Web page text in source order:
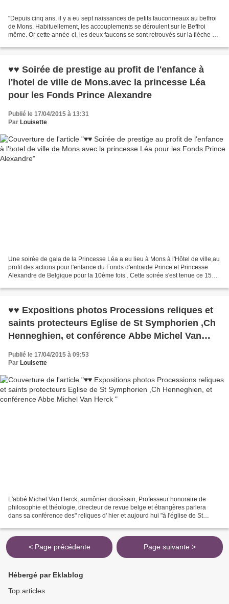
"Depuis cinq ans, il y a eu sept naissances de petits fauconneaux au beffroi
de Mons. Habituellement, les accouplements se déroulent sur le Beffroi
même. Or cette année-ci, les deux faucons se sont retrouvés sur la flèche de
♥♥ Soirée de prestige au profit de l'enfance à
l'hotel de ville de Mons.avec la princesse Léa
pour les Fonds Prince Alexandre
Publié le 17/04/2015 à 13:31
Par Louisette
Une soirée de gala de la Princesse Léa a eu lieu à Mons à l'Hôtel de ville,au
profit des actions pour l'enfance du Fonds d'entraide Prince et Princesse
Alexandre de Belgique pour la 10ème fois . Cette soirée s'est tenue ce 15
♥♥ Expositions photos Processions reliques et
saints protecteurs Eglise de St Symphorien ,Ch
Henneghien, et conférence Abbe Michel Van
Publié le 17/04/2015 à 09:53
Par Louisette
L'abbé Michel Van Herck, aumônier diocésain, Professeur honoraire de
philosophie et théologie, directeur de revue belge et étrangères parlera
dans sa conférence des" reliques d' hier et aujourd hui "à l'église de St
< Page précédente Page suivante >
Hébergé par Eklablog
Top articles